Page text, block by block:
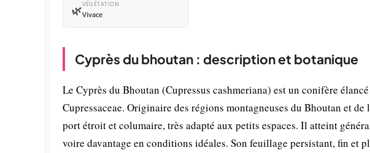
🌿VÉGÉTATION
Vivace
Cyprès du bhoutan : description et botanique
Le Cyprès du Bhoutan (Cupressus cashmeriana) est un conifère
Cupressaceae. Originaire des régions montagneuses du Bhoutan et
port étroit et columaire, très adapté aux petits espaces. Il atteint
voire davantage en conditions idéales. Son feuillage persistant, fin et